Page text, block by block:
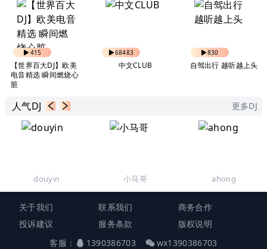
415
【世界百大DJ】欧美
电音精选 瞬间燃烧心
脏
68483
中文CLUB
830
自驾出行 越听越上头
人气DJ 更多DJ
douyin 小马哥 ahong
关于我们 联系我们
商务合作
投诉建议
服务条款
版权说明
客服：
1390386703 wx1390386703